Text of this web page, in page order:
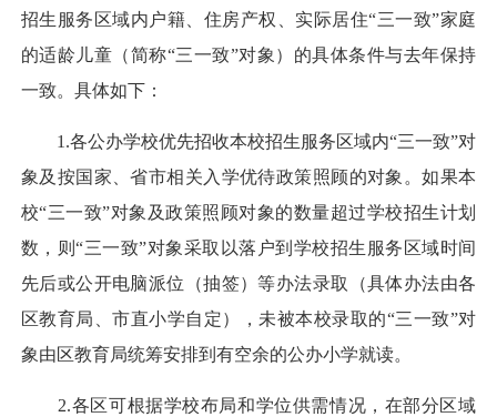
招生服务区域内户籍、住房产权、实际居住“三一致”家庭
的适龄儿童（简称“三一致”对象）的具体条件与去年保持
一致。具体如下：
1.各公办学校优先招收本校招生服务区域内“三一致”对
象及按国家、省市相关入学优待政策照顾的对象。如果本
校“三一致”对象及政策照顾对象的数量超过学校招生计划
数，则“三一致”对象采取以落户到学校招生服务区域时间
先后或公开电脑派位（抽签）等办法录取（具体办法由各
区教育局、市直小学自定），未被本校录取的“三一致”对
象由区教育局统筹安排到有空余的公办小学就读。
2.各区可根据学校布局和学位供需情况，在部分区域